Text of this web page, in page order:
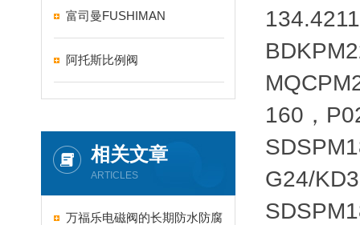
富司曼FUSHIMAN
阿托斯比例阀
相关文章
ARTICLES
万福乐电磁阀的长期防水防腐
160，
G24/